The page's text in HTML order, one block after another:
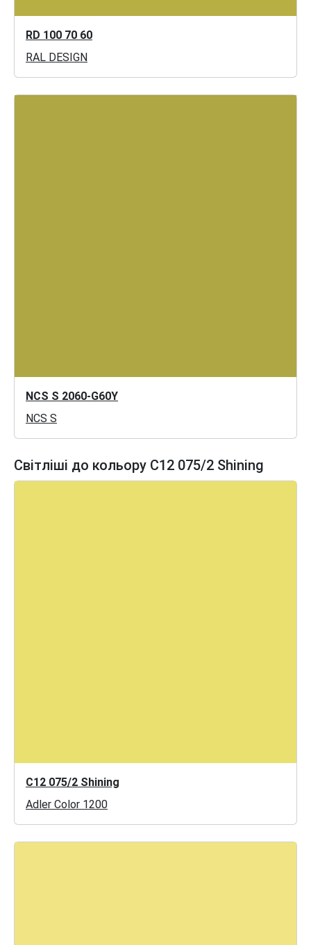
RD 100 70 60
RAL DESIGN
NCS S 2060-G60Y
NCS S
Світліші до кольору C12 075/2 Shining
C12 075/2 Shining
Adler Color 1200